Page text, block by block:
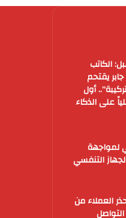
الكاتب
يقتحم
أول
على الذكاء
لمواجهة
التنفسي
العملاء من